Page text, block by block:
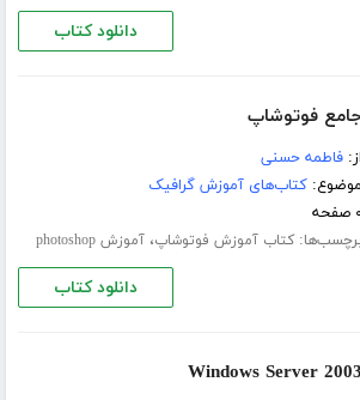
دانلود کتاب
فوتوشاپ
از:فاطمه حسنی
موضوع:کتاب‌های آموزش گرافیک
کتاب آموزش فوتوشاپ،آموزش photoshop
دانلود کتاب